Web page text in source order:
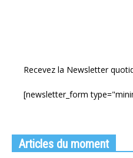
Recevez la Newsletter
[newsletter_form
Articles du moment